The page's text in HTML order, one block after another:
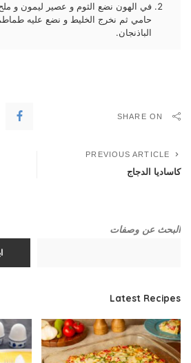
في الهون نضع الثوم و عصير ليمون و
حامي ثم نخرج الخليط و نضع عليه
الباذنجان.
SHARE ON
PREVIOUS ARTICLE
كاساديا الدجاج
البحث عن وصفات
Latest Recipes